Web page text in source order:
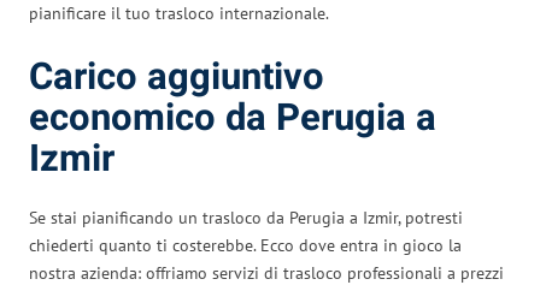
pianificare il tuo trasloco internazionale.
Carico aggiuntivo
economico da Perugia a
Izmir
Se stai pianificando un trasloco da Perugia a Izmir, potresti
chiederti quanto ti costerebbe. Ecco dove entra in gioco la
nostra azienda: offriamo servizi di trasloco professionali a prezzi